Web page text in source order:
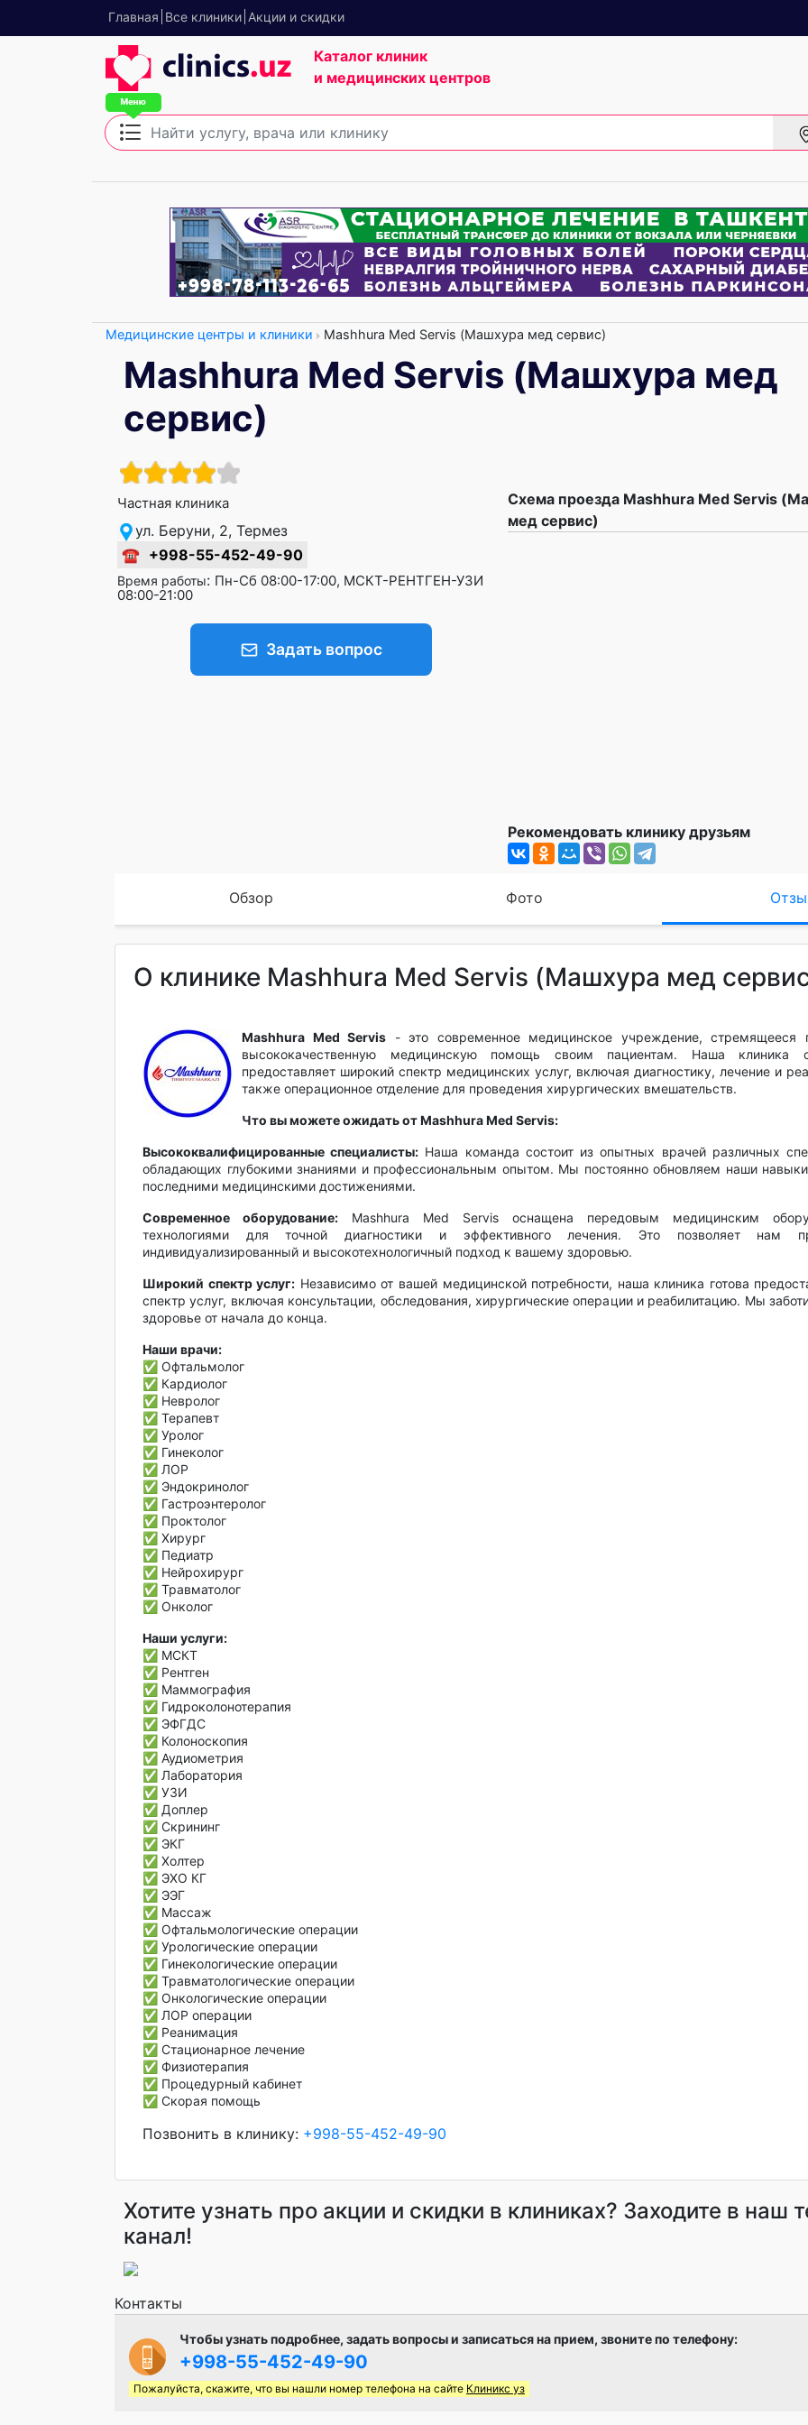
Главная Все клиники Акции и скидки
Каталог клиник
и медицинских центров
Медицинские центры и клиники Mashhura Med Servis (Машхура мед сервис)
Mashhura Med Servis (Машхура мед
сервис)
Частная клиника
ул. Беруни, 2, Термез
☎ +998-55-452-49-90
Время работы: Пн-Сб 08:00-17:00, МСКТ-РЕНТГЕН-УЗИ
08:00-21:00
Задать вопрос
Схема проезда Mashhura Med Servis
мед сервис)
Рекомендовать клинику друзьям
Обзор Фото
О клинике Mashhura Med Servis (Машхура мед
Mashhura Med Servis - это современное медицинское учреждение, стремящееся
высококачественную медицинскую помощь своим пациентам. Наша клиника
предоставляет широкий спектр медицинских услуг, включая диагностику, лечение и
также операционное отделение для проведения хирургических вмешательств.
Что вы можете ожидать от Mashhura Med Servis:
Высококвалифицированные специалисты: Наша команда состоит из опытных врачей различных
обладающих глубокими знаниями и профессиональным опытом. Мы постоянно обновляем наши
последними медицинскими достижениями.
Современное оборудование: Mashhura Med Servis оснащена передовым медицинским
технологиями для точной диагностики и эффективного лечения. Это позволяет нам
индивидуализированный и высокотехнологичный подход к вашему здоровью.
Широкий спектр услуг: Независимо от вашей медицинской потребности, наша клиника готова
спектр услуг, включая консультации, обследования, хирургические операции и реабилитацию. Мы
здоровье от начала до конца.
Наши врачи:
✅ Офтальмолог
✅ Кардиолог
✅ Невролог
✅ Терапевт
✅ Уролог
✅ Гинеколог
✅ ЛОР
✅ Эндокринолог
✅ Гастроэнтеролог
✅ Проктолог
✅ Хирург
✅ Педиатр
✅ Нейрохирург
✅ Травматолог
✅ Онколог
Наши услуги:
✅ МСКТ
✅ Рентген
✅ Маммография
✅ Гидроколонотерапия
✅ ЭФГДС
✅ Колоноскопия
✅ Аудиометрия
✅ Лаборатория
✅ УЗИ
✅ Доплер
✅ Скрининг
✅ ЭКГ
✅ Холтер
✅ ЭХО КГ
✅ ЭЭГ
✅ Массаж
✅ Офтальмологические операции
✅ Урологические операции
✅ Гинекологические операции
✅ Травматологические операции
✅ Онкологические операции
✅ ЛОР операции
✅ Реанимация
✅ Стационарное лечение
✅ Физиотерапия
✅ Процедурный кабинет
✅ Скорая помощь
Позвонить в клинику: +998-55-452-49-90
Хотите узнать про акции и скидки в клиниках? Заходите в наш
канал!
Контакты
Чтобы узнать подробнее, задать вопросы и записаться на прием, звоните по телефону:
+998-55-452-49-90
Пожалуйста, скажите, что вы нашли номер телефона на сайте Клиникс уз